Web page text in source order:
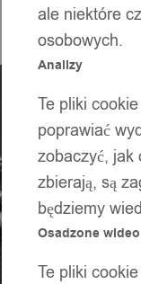
ale niektóre
osobowych.
Analizy
Te pliki
poprawiać
zobaczyć, jak
zbierają, są
będziemy
Osadzone wideo
Te pliki